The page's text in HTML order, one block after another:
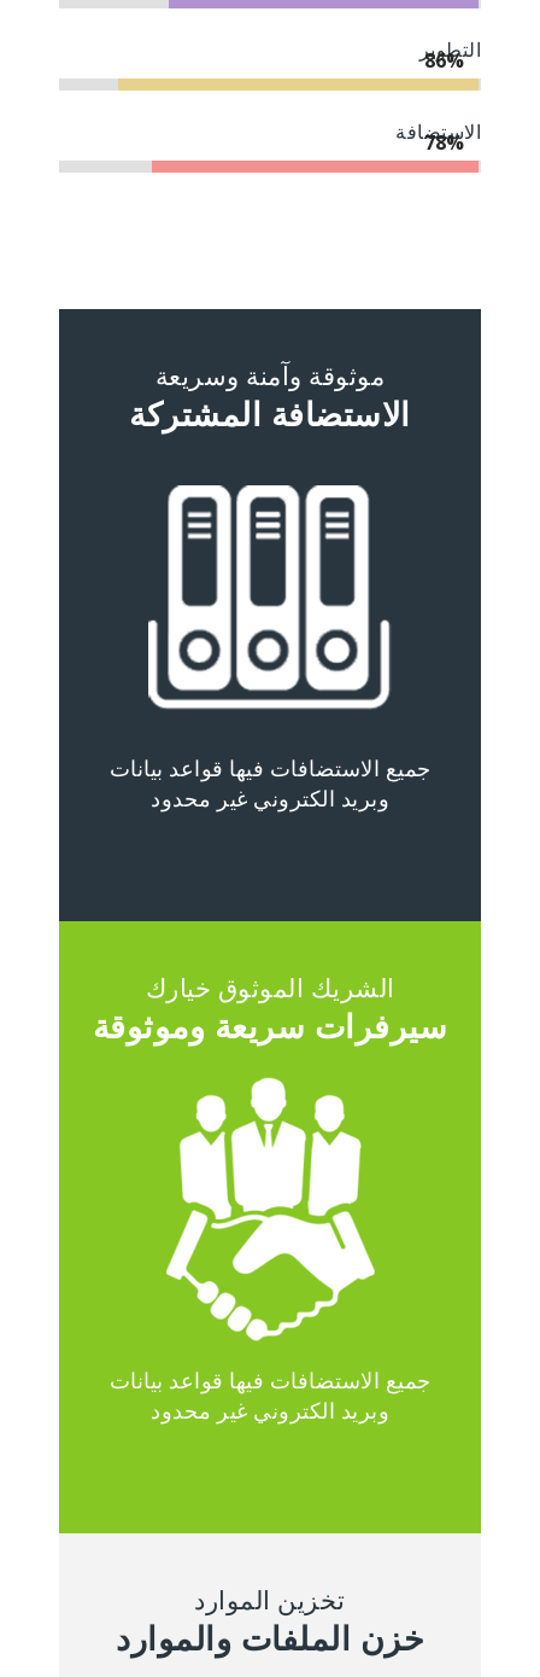
التطوير
84%
الاستضافة
76%
موثوقة وآمنة وسريعة
الاستضافة المشتركة
جميع الاستضافات فيها قواعد بيانات
وبريد الكتروني غير محدود
الشريك الموثوق خيارك
سيرفرات سريعة وموثوقة
جميع الاستضافات فيها قواعد بيانات
وبريد الكتروني غير محدود
تخزين الموارد
خزن الملفات والموارد